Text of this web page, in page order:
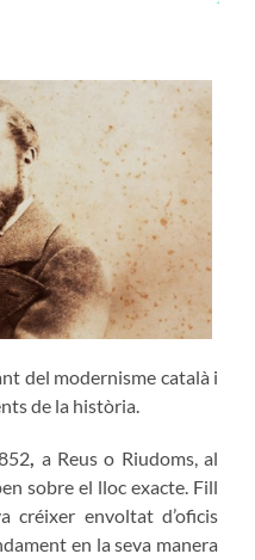
del modernisme català i
de la història.
, a Reus o Riudoms, al
sobre el lloc exacte. Fill
créixer envoltat d’oficis
en la seva manera